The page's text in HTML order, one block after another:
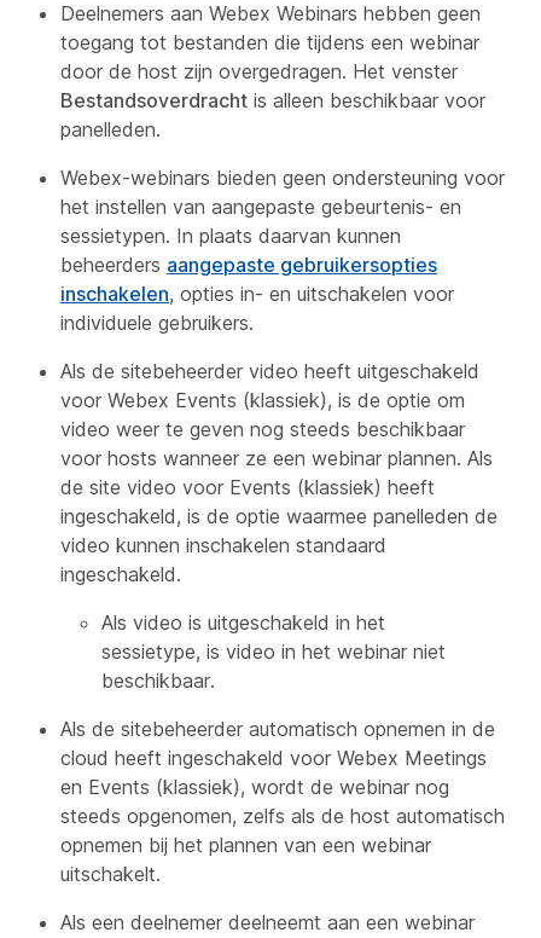
Deelnemers aan Webex Webinars hebben geen
toegang tot bestanden die tijdens een webinar
door de host zijn overgedragen. Het venster
Bestandsoverdracht is alleen beschikbaar voor
panelleden.
Webex-webinars bieden geen ondersteuning voor
het instellen van aangepaste gebeurtenis- en
sessietypen. In plaats daarvan kunnen
beheerders aangepaste gebruikersopties
inschakelen, opties in- en uitschakelen voor
individuele gebruikers.
Als de sitebeheerder video heeft uitgeschakeld
voor Webex Events (klassiek), is de optie om
video weer te geven nog steeds beschikbaar
voor hosts wanneer ze een webinar plannen. Als
de site video voor Events (klassiek) heeft
ingeschakeld, is de optie waarmee panelleden de
video kunnen inschakelen standaard
ingeschakeld.
Als video is uitgeschakeld in het
sessietype, is video in het webinar niet
beschikbaar.
Als de sitebeheerder automatisch opnemen in de
cloud heeft ingeschakeld voor Webex Meetings
en Events (klassiek), wordt de webinar nog
steeds opgenomen, zelfs als de host automatisch
opnemen bij het plannen van een webinar
uitschakelt.
Als een deelnemer deelneemt aan een webinar